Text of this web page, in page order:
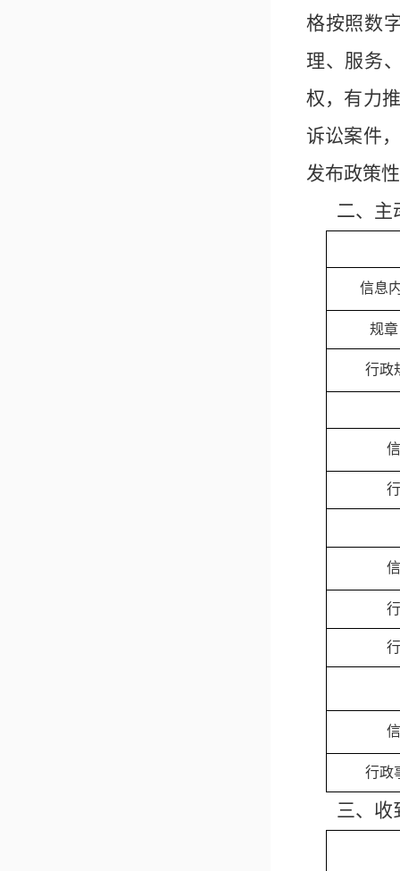
格按照数
理、服务
权， 有力
诉讼案件
发布政策
二、主
信息
规章
行政
行政
三、收